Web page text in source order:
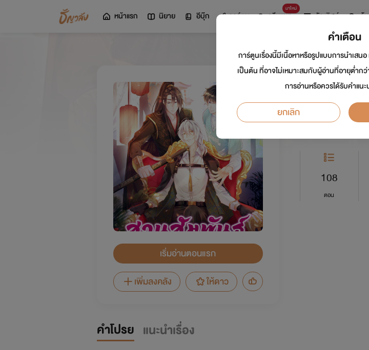
หน้าแรก นิยาย อีบุ๊ก การ์ตูน
มาใหม่
ดรีมแชท ธัญลิสต์ ค้
เริ่มอ่านตอนแรก
เพิ่มลงคลัง
ให้ดาว
สานสั
นักเขียน:
Y
108
ตอน
คำโปรย แนะนำเรื่อง
คำเตือน
การ์ตูนเรื่องนี้มีเนื้อหาหรือรูปแบบการนำเสน
เป็นต้น ที่อาจไม่เหมาะสมกับผู้อ่านที่อายุต่ำก
การอ่านหรือควรได้รับคำแน
ยกเลิก